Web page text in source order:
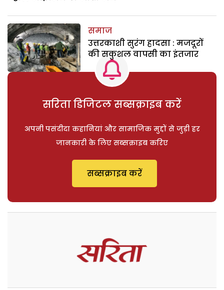
समाज
उत्तरकाशी सुरंग हादसा : मजदूरों
की सकुशल वापसी का इंतजार
सरिता डिजिटल सब्सक्राइब करें
अपनी पसंदीदा कहानियां और सामाजिक मुद्दों से जुड़ी हर
जानकारी के लिए सब्सक्राइब करिए
सब्सक्राइब करें